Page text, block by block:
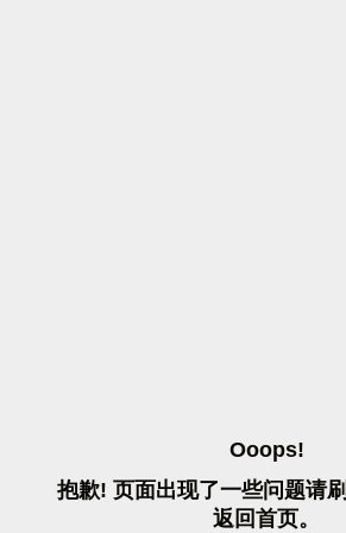
OOOPS!
抱歉! 页面出现了一些问题请刷
返 回首页。